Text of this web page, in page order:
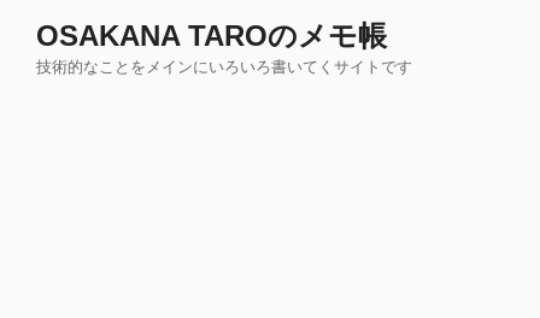
OSAKANA TAROのメモ帳
技術的なことをメインにいろいろ書いてくサイトです